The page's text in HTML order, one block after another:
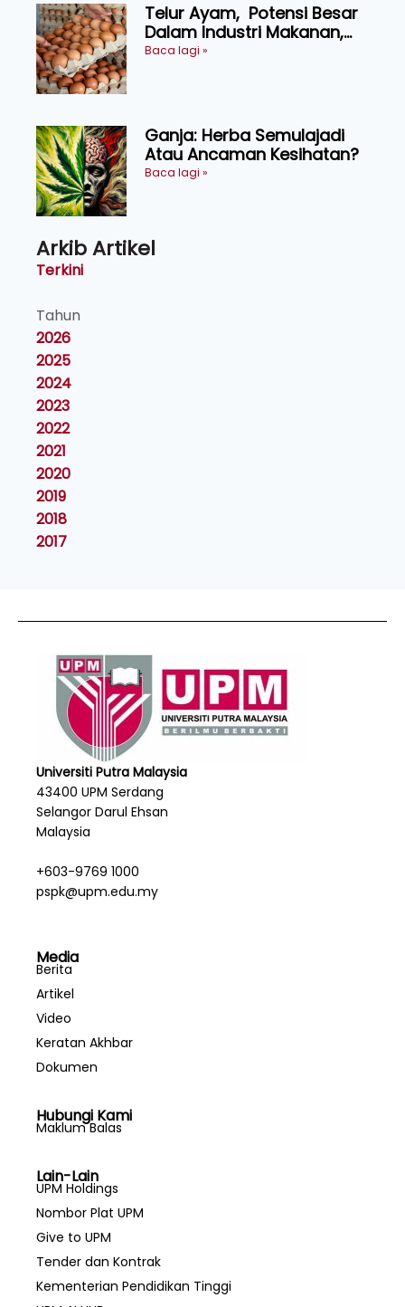
Telur Ayam, Potensi Besar
Dalam Industri Makanan,
Kosmetik dan Penyelidikan
Baca lagi »
Ganja: Herba Semulajadi
Atau Ancaman Kesihatan?
Baca lagi »
Arkib Artikel
Terkini
Tahun
2026
2025
2024
2023
2022
2021
2020
2019
2018
2017
Universiti Putra Malaysia
43400 UPM Serdang
Selangor Darul Ehsan
Malaysia
+603-9769 1000
pspk@upm.edu.my
Media
Berita
Artikel
Video
Keratan Akhbar
Dokumen
Hubungi Kami
Maklum Balas
Lain-Lain
UPM Holdings
Nombor Plat UPM
Give to UPM
Tender dan Kontrak
Kementerian Pendidikan Tinggi